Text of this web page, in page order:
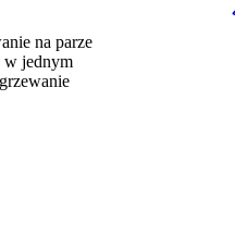
na parze
w jednym